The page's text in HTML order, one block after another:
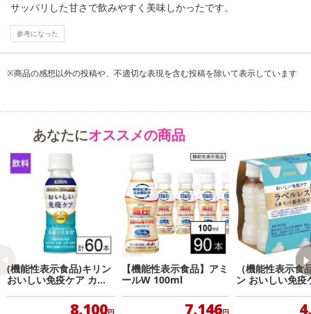
あらかじめご了承いただいた上でお申込みください。なお、本理由
によるお申込み後のキャンセル・返品交換は対応いたしかねます。
※送料はお試し費用に含まれております。
クまとめて支払い、楽天ペイ、メルペイ、AEON Pay、Amazon Pa
yでお支払いの場合、決済のため外部サイトへ遷移します。
※予約商品は決済手段ごとに定められた決済期限日にお支払いを完
了することがございます。ご了承いただいたうえでお申し込みくだ
さい。
発送日カレンダー
サッパリした甘さで飲みやすく美味しかったです。
参考になった
※商品の感想以外の投稿や、不適切な表現を含む投稿を除いて表示しています
あなたにオススメの商品
(機能性表示食品)キリン
おいしい免疫ケア カロ
リーオフ 100ml×60本
8,100円
【機能性表示食品】アミ
ールW 100ml
7,146円
（機能性表示食
ン おいしい免疫